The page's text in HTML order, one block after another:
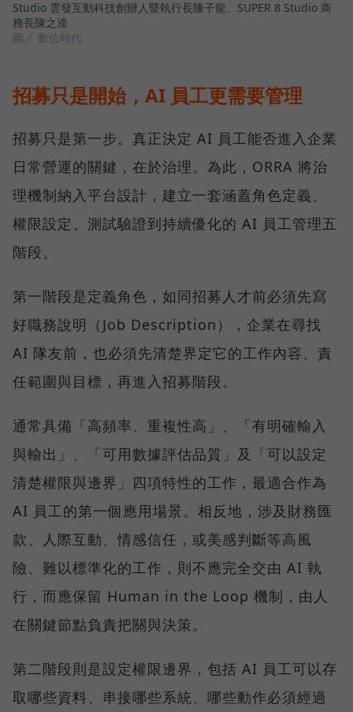
Studio 雲發互動科技創辦人暨執行長陳子龍、SUPER 8 Studio 商
務長陳之逵
圖／ 數位時代
招募只是開始，AI 員工更需要管理
招募只是第一步。真正決定 AI 員工能否進入企業
日常營運的關鍵，在於治理。為此，ORRA 將治
理機制納入平台設計，建立一套涵蓋角色定義、
權限設定、測試驗證到持續優化的 AI 員工管理五
階段。
第一階段是定義角色，如同招募人才前必須先寫
好職務說明（Job Description），企業在尋找
AI 隊友前，也必須先清楚界定它的工作內容、責
任範圍與目標，再進入招募階段。
通常具備「高頻率、重複性高」、「有明確輸入
與輸出」、「可用數據評估品質」及「可以設定
清楚權限與邊界」四項特性的工作，最適合作為
AI 員工的第一個應用場景。相反地，涉及財務匯
款、人際互動、情感信任，或美感判斷等高風
險、難以標準化的工作，則不應完全交由 AI 執
行，而應保留 Human in the Loop 機制，由人
在關鍵節點負責把關與決策。
第二階段則是設定權限邊界，包括 AI 員工可以存
取哪些資料、串接哪些系統、哪些動作必須經過